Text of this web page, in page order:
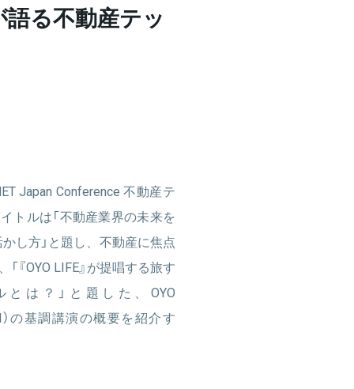
語る不動産テッ
Japan Conference 不動産テ
トルは「不動産業界の未来を
し方」と題し、不動産に焦点
『OYO LIFE』が提唱する旅す
は？」と題した、OYO
）の基調講演の概要を紹介す